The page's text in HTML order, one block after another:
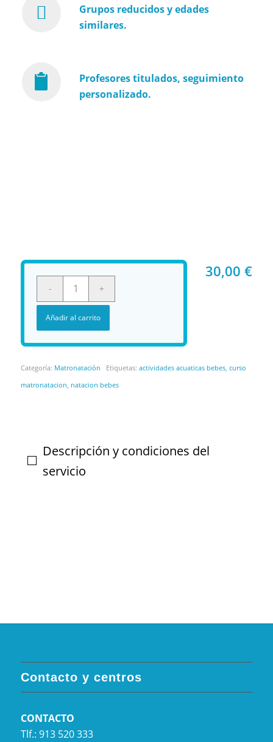
Grupos reducidos y edades
similares.
Profesores titulados, seguimiento
personalizado.
30,00€
Añadir al carrito
Categoría: Matronatación Etiquetas: actividades acuaticas bebes, curso
matronatacion natacion bebes
Descripción y condiciones del
servicio
Contacto y centros
CONTACTO
Tlf.: 913 520 333